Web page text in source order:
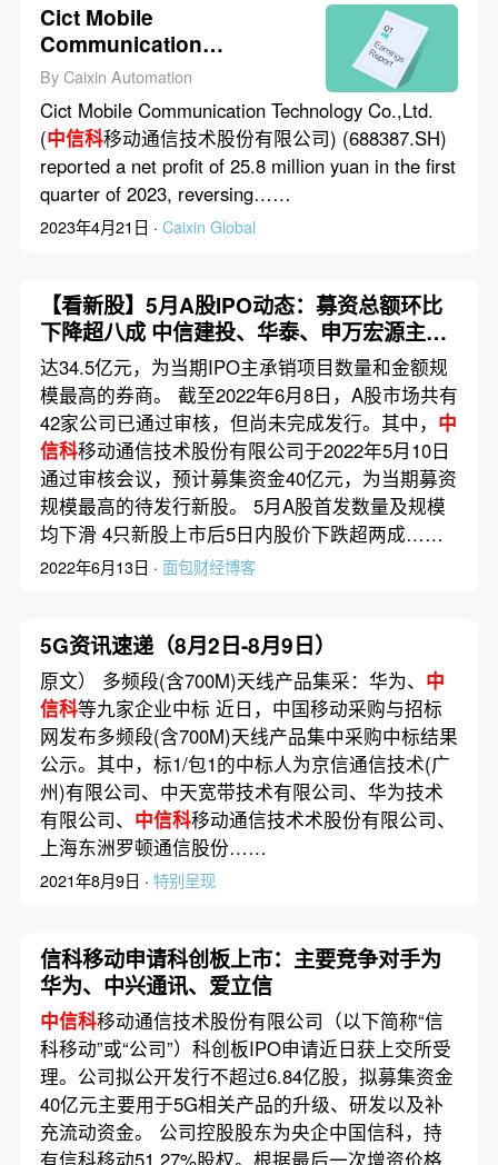
Cict Mobile
Communication
Technology Co.,Ltd.
Posted 25.8 Million Yuan
Net Profit in First Quarter
of 2023
By Caixin Automation
Cict Mobile Communication Technology Co.,Ltd.
(中信科移动通信技术股份有限公司) (688387.SH)
reported a net profit of 25.8 million yuan in the first
quarter of 2023, reversing……
2023年4月21日 · Caixin Global
【看新股】5月A股IPO动态：募资总额环比
下降超八成 中信建投、华泰、申万宏源主承
销项目数量居前
达34.5亿元，为当期IPO主承销项目数量和金额规
模最高的券商。 截至2022年6月8日，A股市场共有
42家公司已通过审核，但尚未完成发行。其中， 中
信科移动通信技术股份有限公司于2022年5月10日
通过审核会议，预计募集资金40亿元，为当期募资
规模最高的待发行新股。 5月A股首发数量及规模
均下滑 4只新股上市后5日内股价下跌超两成……
2022年6月13日 · 面包财经博客
5G资讯速递（8月2日-8月9日）
原文） 多频段(含700M)天线产品集采：华为、 中
信科等九家企业中标 近日，中国移动采购与招标
网发布多频段(含700M)天线产品集中采购中标结果
公示。其中，标1/包1的中标人为京信通信技术(广
州)有限公司、中天宽带技术有限公司、华为技术
有限公司、 中信科移动通信技术术股份有限公司、
上海东洲罗顿通信股份……
2021年8月9日 · 特别呈现
信科移动申请科创板上市：主要竞争对手为
华为、中兴通讯、爱立信
中信科移动通信技术股份有限公司（以下简称“信
科移动”或“公司”）科创板IPO申请近日获上交所受
理。公司拟公开发行不超过6.84亿股，拟募集资金
40亿元主要用于5G相关产品的升级、研发以及补
充流动资金。 公司控股股东为央企中国信科，持